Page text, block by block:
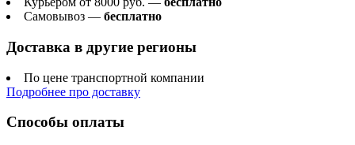
Самовывоз — бесплатно
Доставка в другие регионы
По цене транспортной компании
Подробнее про доставку
Способы оплаты